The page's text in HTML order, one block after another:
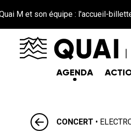
équipe : l'accueil-billetterie sera
AGENDA
CONCERT •